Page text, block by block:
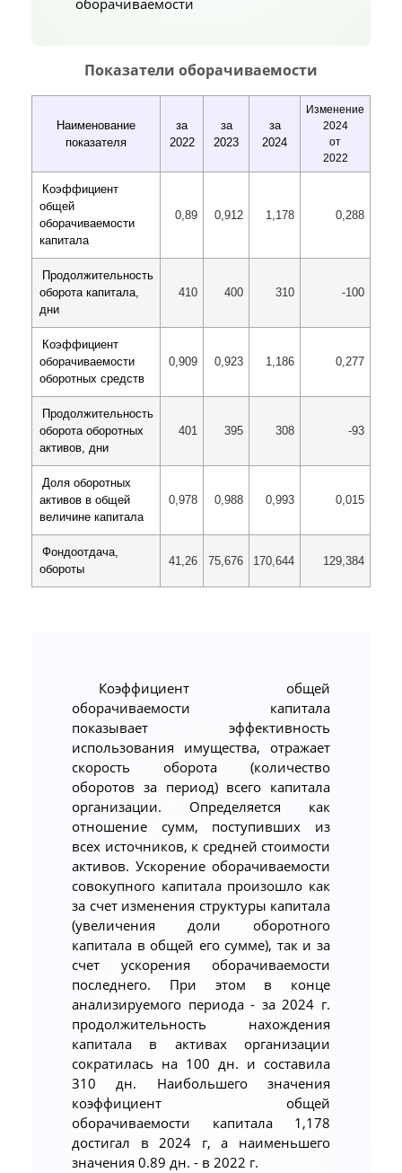
оборачиваемости
Показатели оборачиваемости
Наименование
показателя
за
2022
за
2023
за
2024
Изменение
2024
от
2022
Коэффициент
общей
оборачиваемости
капитала
0,89 0,912 1,178 0,288
Продолжительность
оборота капитала,
дни
410 400 310 -100
Коэффициент
оборачиваемости
оборотных средств
0,909 0,923 1,186 0,277
Продолжительность
оборота оборотных
активов, дни
401 395 308 -93
Доля оборотных
активов в общей
величине капитала
0,978 0,988 0,993 0,015
Фондоотдача,
обороты
41,26 75,676 170,644 129,384
Коэффициент общей
оборачиваемости капитала
показывает эффективность
использования имущества, отражает
скорость оборота (количество
оборотов за период) всего капитала
организации. Определяется как
отношение сумм, поступивших из
всех источников, к средней стоимости
активов. Ускорение оборачиваемости
совокупного капитала произошло как
за счет изменения структуры капитала
(увеличения доли оборотного
капитала в общей его сумме), так и за
счет ускорения оборачиваемости
последнего. При этом в конце
анализируемого периода - за 2024 г.
продолжительность нахождения
капитала в активах организации
сократилась на 100 дн. и составила
310 дн. Наибольшего значения
коэффициент общей
оборачиваемости капитала 1,178
достигал в 2024 г, а наименьшего
значения 0.89 дн. - в 2022 г.